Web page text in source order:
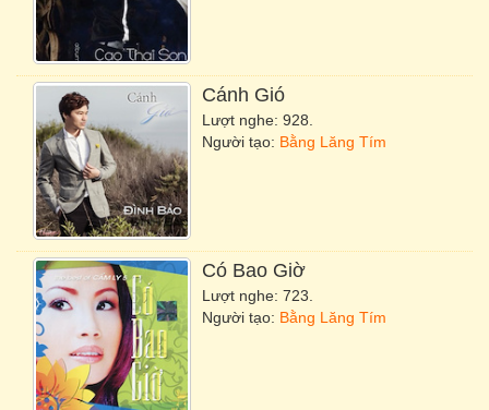
Cánh Gió
Lượt nghe: 928.
Người tạo: Bằng Lăng Tím
Có Bao Giờ
Lượt nghe: 723.
Người tạo: Bằng Lăng Tím